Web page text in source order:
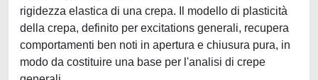
rigidezza elastica di una crepa. Il modello di plasticità
della crepa, definito per excitations generali, recupera
comportamenti ben noti in apertura e chiusura pura, in
modo da costituire una base per l'analisi di crepe